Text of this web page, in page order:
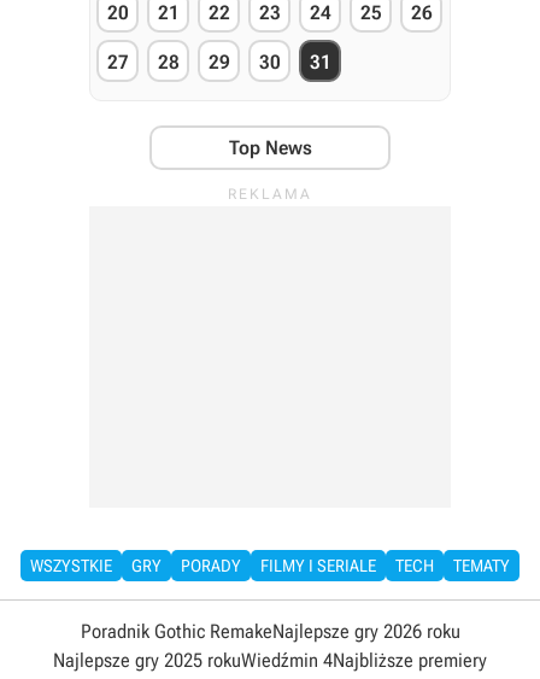
20 21 22 23 24 25 26
27 28 29 30 31
Top News
WSZYSTKIE GRY PORADY FILMY I SERIALE TECH TEMATY
Poradnik Gothic RemakeNajlepsze gry 2026 roku
Najlepsze gry 2025 rokuWiedźmin 4Najbliższe premiery